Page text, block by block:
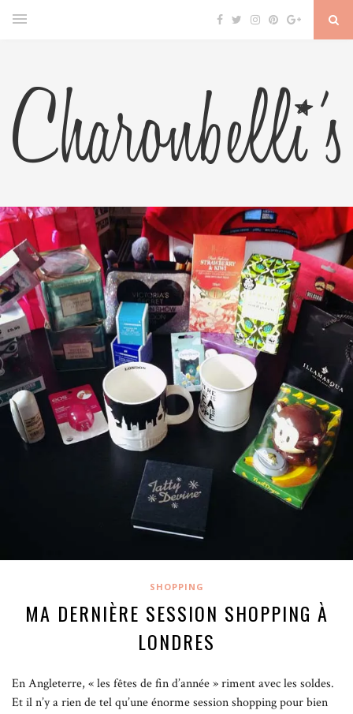
SHOPPING
MA DERNIÈRE SESSION SHOPPING À
LONDRES
En Angleterre, « les fêtes de fin d’année » riment avec les soldes.
Et il n’y a rien de tel qu’une énorme session shopping pour bien